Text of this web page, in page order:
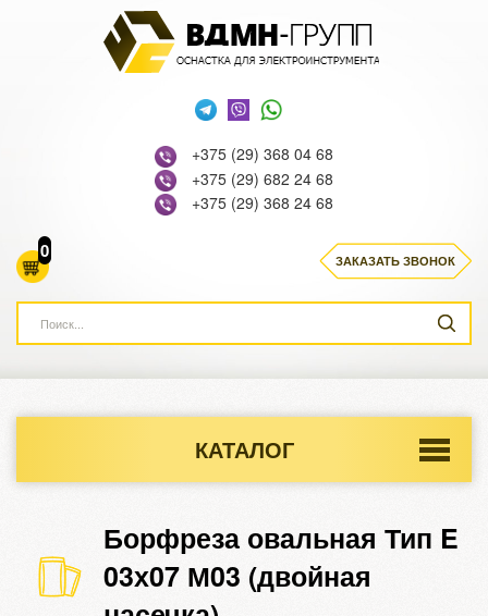
+375 (29) 368 04 68
+375 (29) 682 24 68
+375 (29) 368 24 68
0 ЗАКАЗАТЬ ЗВОНОК
КАТАЛОГ
Борфреза овальная Тип E
03х07 М03 (двойная